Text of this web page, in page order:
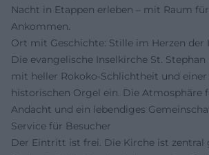
Nacht in Etappen erleben – mit Raum
Ankommen.
Ort mit Geschichte: Stille im Herzen der
Die evangelische Inselkirche St.
mit heller Rokoko-Schlichtheit und
historischen Orgel ein. Die Atmosphäre
Andacht und ein lebendiges
Service für Besucher
Der Eintritt ist frei. Die Kirche ist zentral